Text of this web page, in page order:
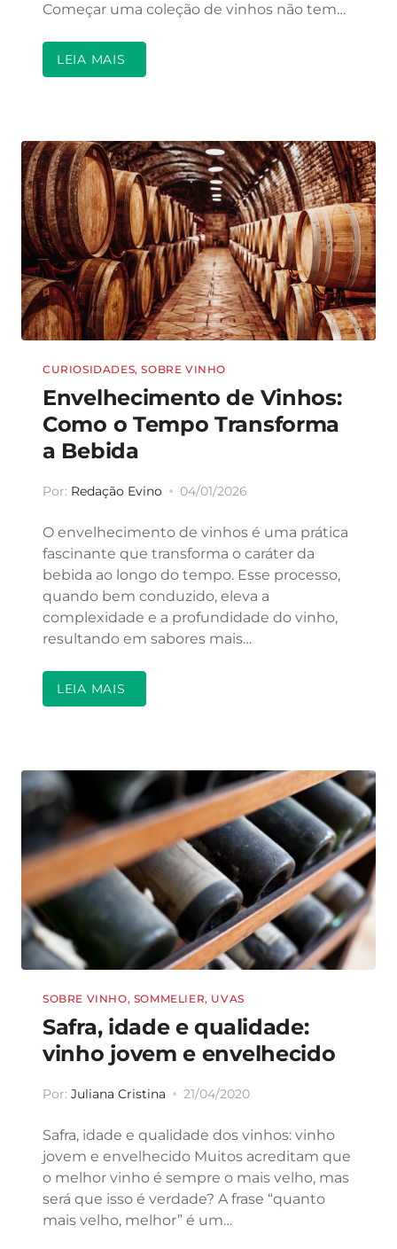
Começar uma coleção de vinhos não tem…
LEIA MAIS
CURIOSIDADES,SOBRE VINHO
Envelhecimento de Vinhos:
Como o Tempo Transforma
a Bebida
Por: Redação Evino 04/01/2026
O envelhecimento de vinhos é uma prática
fascinante que transforma o caráter da
bebida ao longo do tempo. Esse processo,
quando bem conduzido, eleva a
complexidade e a profundidade do vinho,
resultando em sabores mais…
LEIA MAIS
SOBRE VINHO, SOMMELIER, UVAS
Safra, idade e qualidade:
vinho jovem e envelhecido
Por: Juliana Cristina 21/04/2020
Safra, idade e qualidade dos vinhos: vinho
jovem e envelhecido Muitos acreditam que
o melhor vinho é sempre o mais velho, mas
será que isso é verdade? A frase “quanto
mais velho, melhor” é um…